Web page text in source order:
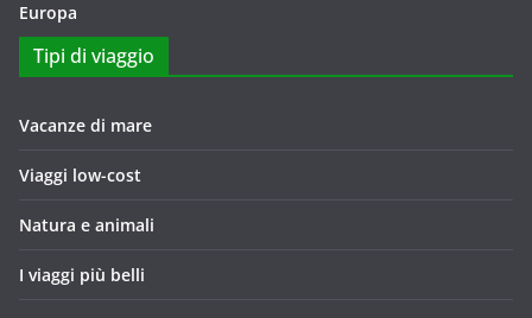
Europa
Tipi di viaggio
Vacanze di mare
Viaggi low-cost
Natura e animali
I viaggi più belli